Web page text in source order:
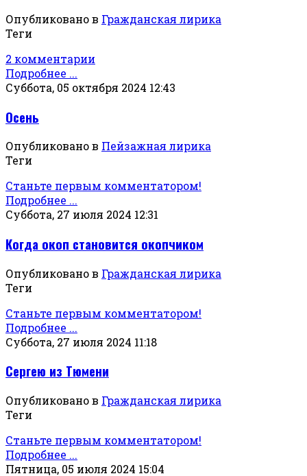
Опубликовано в Гражданская лирика
Теги
2 комментарии
Подробнее ...
Суббота, 05 октября 2024 12:43
Осень
Опубликовано в Пейзажная лирика
Теги
Станьте первым комментатором!
Подробнее ...
Суббота, 27 июля 2024 12:31
Когда окоп становится окопчиком
Опубликовано в Гражданская лирика
Теги
Станьте первым комментатором!
Подробнее ...
Суббота, 27 июля 2024 11:18
Сергею из Тюмени
Опубликовано в Гражданская лирика
Теги
Станьте первым комментатором!
Подробнее ...
Пятница, 05 июля 2024 15:04